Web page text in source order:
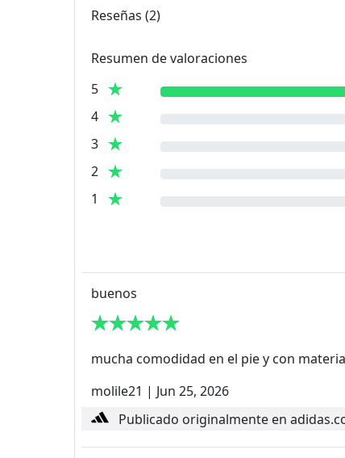
Reseñas (2)
Resumen de valoraciones
5
4
3
2
1
buenos
mucha comodidad en el pie y con
molile21 | Jun 25, 2026
Publicado originalmente en